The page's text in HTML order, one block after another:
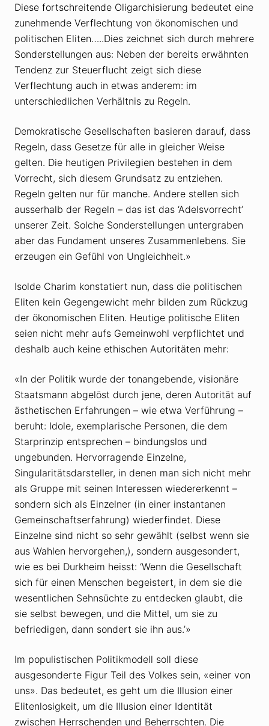
Diese fortschreitende Oligarchisierung bedeutet eine
zunehmende Verflechtung von ökonomischen und
politischen Eliten…..Dies zeichnet sich durch mehrere
Sonderstellungen aus: Neben der bereits erwähnten
Tendenz zur Steuerflucht zeigt sich diese
Verflechtung auch in etwas anderem: im
unterschiedlichen Verhältnis zu Regeln.
Demokratische Gesellschaften basieren darauf, dass
Regeln, dass Gesetze für alle in gleicher Weise
gelten. Die heutigen Privilegien bestehen in dem
Vorrecht, sich diesem Grundsatz zu entziehen.
Regeln gelten nur für manche. Andere stellen sich
ausserhalb der Regeln – das ist das ‘Adelsvorrecht’
unserer Zeit. Solche Sonderstellungen untergraben
aber das Fundament unseres Zusammenlebens. Sie
erzeugen ein Gefühl von Ungleichheit.»
Isolde Charim konstatiert nun, dass die politischen
Eliten kein Gegengewicht mehr bilden zum Rückzug
der ökonomischen Eliten. Heutige politische Eliten
seien nicht mehr aufs Gemeinwohl verpflichtet und
deshalb auch keine ethischen Autoritäten mehr:
«In der Politik wurde der tonangebende, visionäre
Staatsmann abgelöst durch jene, deren Autorität auf
ästhetischen Erfahrungen – wie etwa Verführung –
beruht: Idole, exemplarische Personen, die dem
Starprinzip entsprechen – bindungslos und
ungebunden. Hervorragende Einzelne,
Singularitätsdarsteller, in denen man sich nicht mehr
als Gruppe mit seinen Interessen wiedererkennt –
sondern sich als Einzelner (in einer instantanen
Gemeinschaftserfahrung) wiederfindet. Diese
Einzelne sind nicht so sehr gewählt (selbst wenn sie
aus Wahlen hervorgehen,), sondern ausgesondert,
wie es bei Durkheim heisst: ‘Wenn die Gesellschaft
sich für einen Menschen begeistert, in dem sie die
wesentlichen Sehnsüchte zu entdecken glaubt, die
sie selbst bewegen, und die Mittel, um sie zu
befriedigen, dann sondert sie ihn aus.’»
Im populistischen Politikmodell soll diese
ausgesonderte Figur Teil des Volkes sein, «einer von
uns». Das bedeutet, es geht um die Illusion einer
Elitenlosigkeit, um die Illusion einer Identität
zwischen Herrschenden und Beherrschten. Die